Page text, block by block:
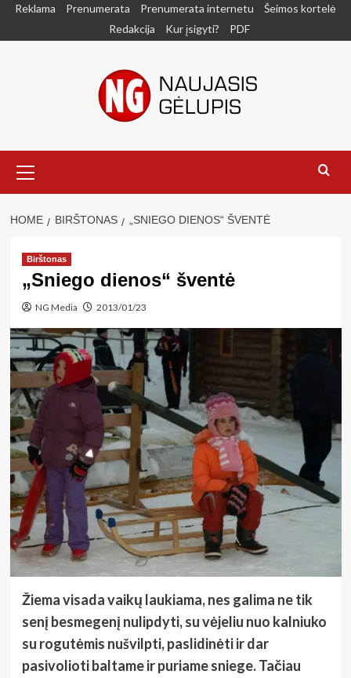
SkipReklama Prenumerata Prenumerata internetu
Šeimos kortelė
Redakcija
Kur įsigyti? PDF
Menu
HOME BIRŠTONAS „SNIEGO DIENOS“ ŠVENTĖ
Birštonas
„Sniego dienos“ šventė
NG Media 2013/01/23
Žiema visada vaikų laukiama, nes galima ne tik
senį besmegenį nulipdyti, su vėjeliu nuo kalniuko
su rogutėmis nušvilpti, paslidinėti ir dar
pasivolioti baltame ir puriame sniege. Tačiau